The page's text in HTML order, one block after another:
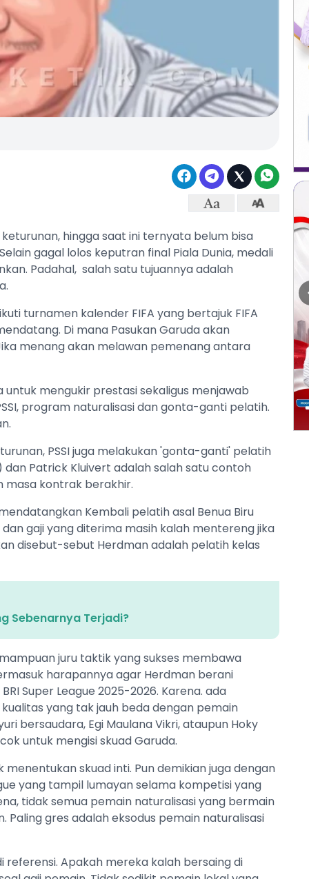
hingga saat ini ternyata belum bisa
gagal lolos keputran final Piala Dunia, medali
Padahal, salah satu tujuannya adalah
turnamen kalender FIFA yang bertajuk FIFA
Di mana Pasukan Garuda akan
menang akan melawan pemenang antara
mengukir prestasi sekaligus menjawab
program naturalisasi dan gonta-ganti pelatih.
PSSI juga melakukan 'gonta-ganti' pelatih
dan Patrick Kluivert adalah salah satu contoh
masa kontrak berakhir.
Kembali pelatih asal Benua Biru
gaji yang diterima masih kalah mentereng jika
disebut-sebut Herdman adalah pelatih kelas
Sebenarnya Terjadi?
juru taktik yang sukses membawa
harapannya agar Herdman berani
Super League 2025-2026. Karena. ada
yang tak jauh beda dengan pemain
bersaudara, Egi Maulana Vikri, ataupun Hoky
untuk mengisi skuad Garuda.
skuad inti. Pun demikian juga dengan
yang tampil lumayan selama kompetisi yang
tidak semua pemain naturalisasi yang bermain
gres adalah eksodus pemain naturalisasi
referensi. Apakah mereka kalah bersaing di